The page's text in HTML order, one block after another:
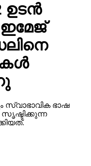
ഉടന്‍
സ്വാഭാവിക ഭാഷ
സൃഷ്ടിക്കുന്ന